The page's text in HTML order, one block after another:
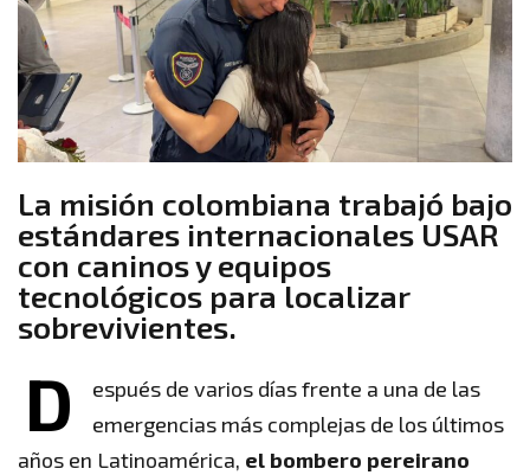
La misión colombiana trabajó bajo
estándares internacionales USAR
con caninos y equipos
tecnológicos para localizar
sobrevivientes.
D
espués de varios días frente a una de las
emergencias más complejas de los últimos
años en Latinoamérica, el bombero pereirano